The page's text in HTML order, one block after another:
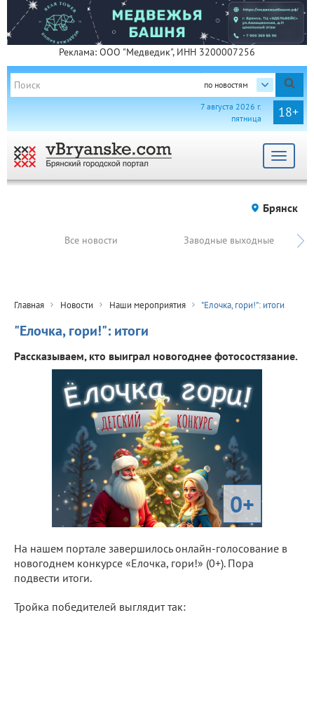
Реклама: ООО "Медведик", ИНН 3200007256
по новостям
18+
7 августа 2026 г.
пятница
Toggle
Брянск
Все новости Заводные выходные
Главная Новости Наши мероприятия "Елочка, гори!": итоги
"Елочка, гори!": итоги
Рассказываем, кто выиграл новогоднее фотосостязание.
0+
На нашем портале завершилось онлайн-голосование в
новогоднем конкурсе «Елочка, гори!» (0+). Пора
подвести итоги.
Тройка победителей выглядит так: